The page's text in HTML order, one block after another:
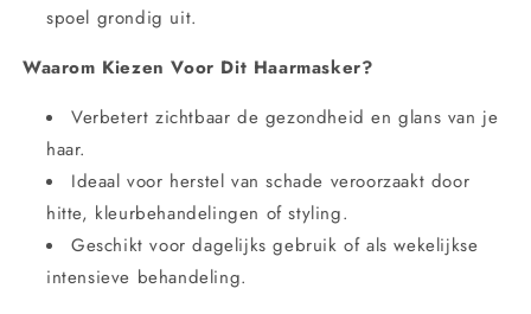
spoel grondig uit.
Waarom Kiezen Voor Dit Haarmasker?
Verbetert zichtbaar de gezondheid en glans van je
haar.
Ideaal voor herstel van schade veroorzaakt door
hitte, kleurbehandelingen of styling.
Geschikt voor dagelijks gebruik of als wekelijkse
intensieve behandeling.